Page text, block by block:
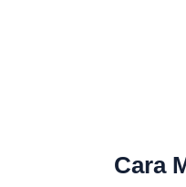
Cara